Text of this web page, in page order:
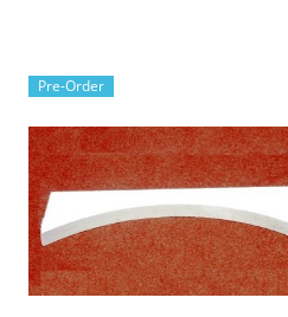
Pre-Order